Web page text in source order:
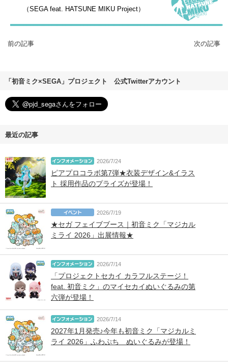
（SEGA feat. HATSUNE MIKU Project）
前の記事 次の記事
「初音ミク×SEGA」プロジェクト 公式Twitterアカウント
最近の記事
2026/7/24
ピアプロコラボ第7弾★衣装デザイン&イラス
ト 採用作品のプライズが登場！
2026/7/19
★セガ フェイブブース｜初音ミク「マジカル
ミライ 2026」出展情報★
2026/7/14
「プロジェクトセカイ カラフルステージ！
feat. 初音ミク」のマイセカイぬいぐるみの第
六弾が登場！
2026/7/14
2027年1月発売♪今年も初音ミク「マジカルミ
ライ 2026」ふわぷち ぬいぐるみが登場！